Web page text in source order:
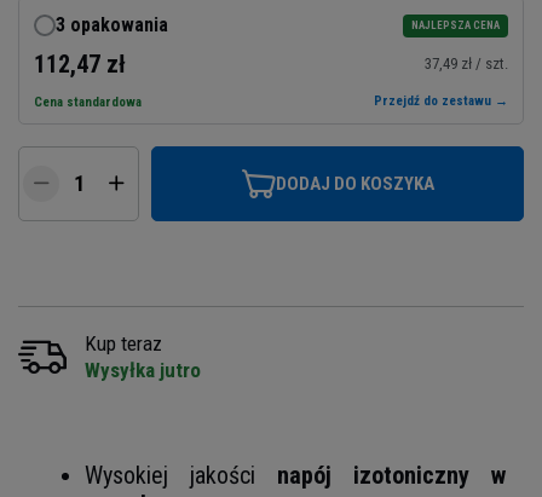
NAJLEPSZA CENA
3 opakowania
112,47 zł 37,49 zł / szt.
Cena standardowa Przejdź do zestawu →
DODAJ DO KOSZYKA
Kup teraz
Wysyłka jutro
Wysokiej jakości napój izotoniczny w